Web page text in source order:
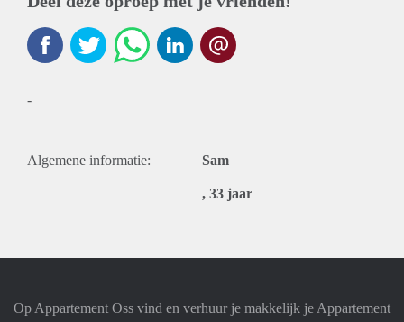
-
Algemene informatie: Sam
, 33 jaar
Op Appartement Oss vind en verhuur je makkelijk je Appartement